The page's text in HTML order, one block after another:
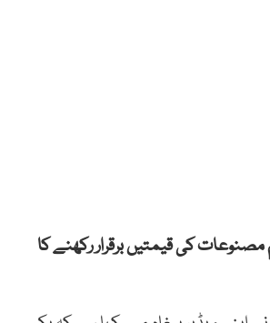
کی قیمتیں برقرار رکھنے کا